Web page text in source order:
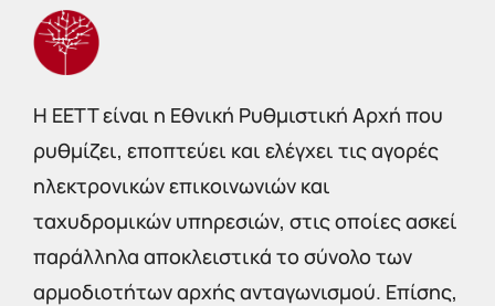
Η EETT είναι η Εθνική Ρυθμιστική Αρχή που
ρυθμίζει, εποπτεύει και ελέγχει τις αγορές
ηλεκτρονικών επικοινωνιών και
ταχυδρομικών υπηρεσιών, στις οποίες ασκεί
παράλληλα αποκλειστικά το σύνολο των
αρμοδιοτήτων αρχής ανταγωνισμού. Επίσης,